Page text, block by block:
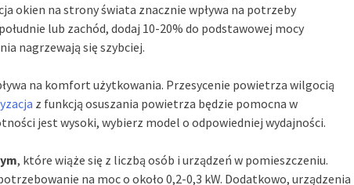
okien na strony świata znacznie wpływa na potrzeby
lub zachód, dodaj 10-20% do podstawowej mocy
nagrzewają się szybciej.
na komfort użytkowania. Przesycenie powietrza wilgocią
z funkcją osuszania powietrza będzie pomocna w
jest wysoki, wybierz model o odpowiedniej wydajności.
, które wiąże się z liczbą osób i urządzeń w pomieszczeniu.
na moc o około 0,2-0,3 kW. Dodatkowo, urządzenia